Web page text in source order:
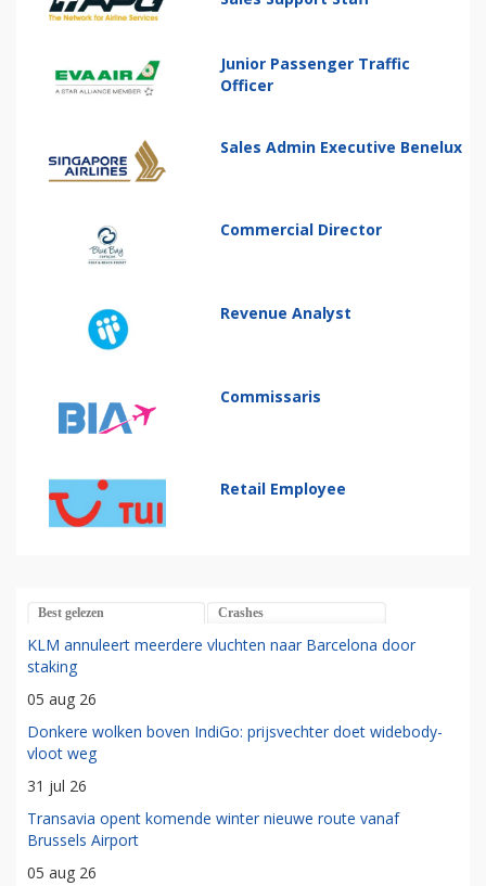
Junior Passenger Traffic
Officer
Sales Admin Executive Benelux
Commercial Director
Revenue Analyst
Commissaris
Retail Employee
Best gelezen Crashes
KLM annuleert meerdere vluchten naar Barcelona door
staking
05 aug 26
Donkere wolken boven IndiGo: prijsvechter doet widebody-
vloot weg
31 jul 26
Transavia opent komende winter nieuwe route vanaf
Brussels Airport
05 aug 26